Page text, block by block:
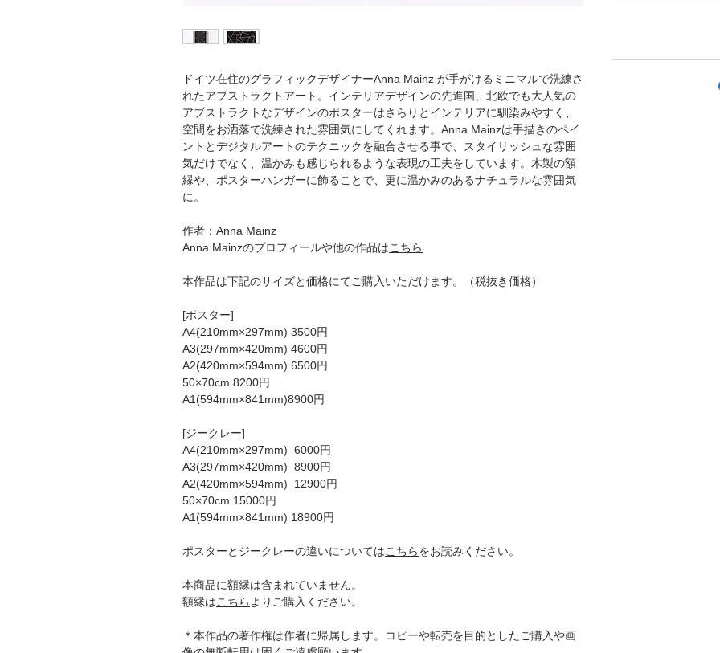
ドイツ在住のグラフィックデザイナーAnna Mainz が手がけるミニマルで洗練さ
れたアブストラクトアート。インテリアデザインの先進国、北欧でも大人気の
アブストラクトなデザインのポスターはさらりとインテリアに馴染みやすく、
空間をお洒落で洗練された雰囲気にしてくれます。Anna Mainzは手描きのペイ
ントとデジタルアートのテクニックを融合させる事で、スタイリッシュな雰囲
気だけでなく、温かみも感じられるような表現の工夫をしています。木製の額
縁や、ポスターハンガーに飾ることで、更に温かみのあるナチュラルな雰囲気
に。
作者：Anna Mainz
Anna Mainzのプロフィールや他の作品はこちら
本作品は下記のサイズと価格にてご購入いただけます。（税抜き価格）
[ポスター]
A4(210mm×297mm) 3500円
A3(297mm×420mm) 4600円
A2(420mm×594mm) 6500円
50×70cm 8200円
A1(594mm×841mm)8900円
[ジークレー]
A4(210mm×297mm) 6000円
A3(297mm×420mm) 8900円
A2(420mm×594mm) 12900円
50×70cm 15000円
A1(594mm×841mm) 18900円
ポスターとジークレーの違いについてはこちらをお読みください。
本商品に額縁は含まれていません。
額縁はこちら よりご購入ください。
＊本作品の著作権は作者に帰属します。コピーや転売を目的としたご購入や画